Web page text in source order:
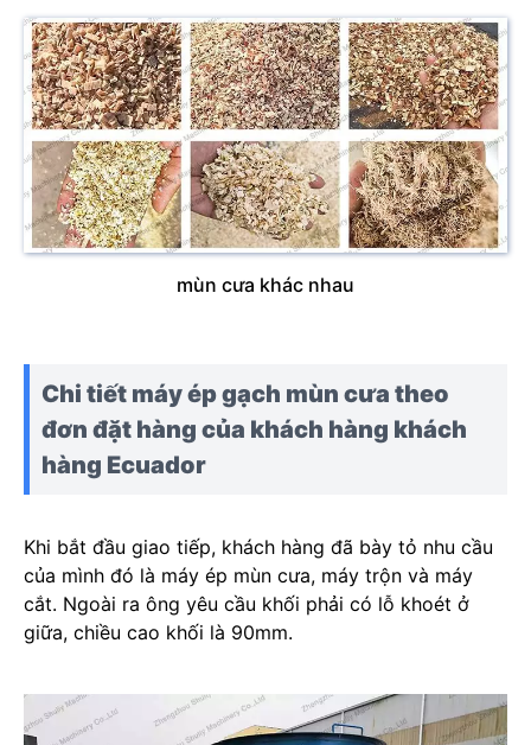
mùn cưa khác nhau
Chi tiết máy ép gạch mùn cưa theo
đơn đặt hàng của khách hàng khách
hàng Ecuador
Khi bắt đầu giao tiếp, khách hàng đã bày tỏ nhu cầu
của mình đó là máy ép mùn cưa, máy trộn và máy
cắt. Ngoài ra ông yêu cầu khối phải có lỗ khoét ở
giữa, chiều cao khối là 90mm.